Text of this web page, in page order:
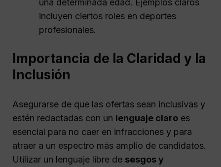
una determinada edad. Ejemplos claros
incluyen ciertos roles en deportes
profesionales.
Importancia de la Claridad y la
Inclusión
Asegurarse de que las ofertas sean inclusivas y
estén redactadas con un lenguaje claro es
esencial para no caer en infracciones y para
atraer a un espectro más amplio de candidatos.
Utilizar un lenguaje libre de sesgos y